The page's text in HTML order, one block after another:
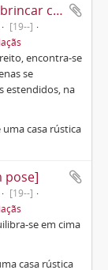
[Plano geral de homem a brincar com um cão]
[19--]
encontra-se
se
estendidos, na
casa rústica
pose]
[19--]
se em cima
casa rústica